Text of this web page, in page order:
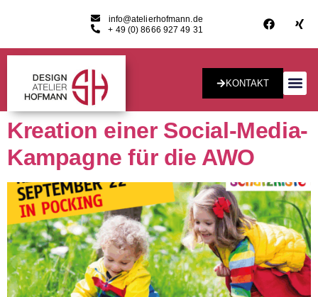
info@atelierhofmann.de
+ 49 (0) 8666 927 49 31
KONTAKT
Kreation einer Social-Media-
Kampagne für die AWO